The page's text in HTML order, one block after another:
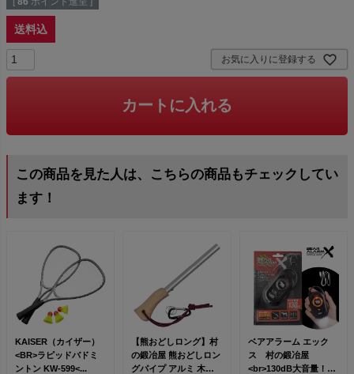
送料込
お気に入りに登録する
カートに入れる
この商品を見た人は、こちらの商品もチェックしてい
ます！
KAISER（カイザー）
<BR>ラピッドバドミ
ントン KW-599<...
【熊おどしロング】村
の鍛冶屋 熊おどしロン
グパイプ アルミ 木
ベアアラーム エック
ス 村の鍛冶屋
<br>130dB大音量！